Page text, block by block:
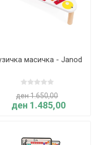
масичка - Janod
ден 1.650,00
ден 1.485,00